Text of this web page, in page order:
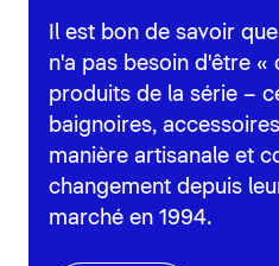
Il est bon de savoir
n'a pas besoin d'être «
produits de la série –
baignoires,
manière artisanale et
changement depuis
marché en 1994.